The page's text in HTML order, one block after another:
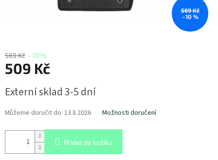
569 Kč
–10 %
569 Kč –10 %
509 Kč
cena:
Externí sklad 3-5 dní
Můžeme doručit do: 13.8.2026 Možnosti doručení
Přidat do košíku